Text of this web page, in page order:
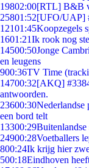
19802:00[RTL] B&B
25801:52[UFO/UAP]
12101:45Koopzegels
1601:21Ik rook nog
14500:50Jonge
en leugens
900:36TV Time
14700:32[AKQ]
antwoorden.
23600:30Nederlandse
een bord telt
13300:29
24900:28Voetballers
800:24Ik krijg hier
500:18Eindhoven